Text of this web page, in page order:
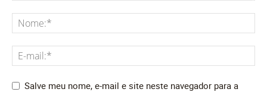
Salve meu nome, e-mail e site neste navegador para a